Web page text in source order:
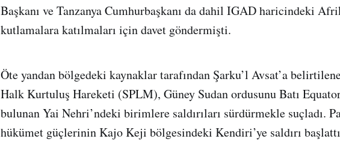
Başkanı ve Tanzanya Cumhurbaşkanı da dahil IGAD haricindeki
kutlamalara katılmaları için davet göndermişti.
Öte yandan bölgedeki kaynaklar tarafından Şarku’l Avsat’a
Halk Kurtuluş Hareketi (SPLM), Güney Sudan ordusunu Batı
bulunan Yai Nehri’ndeki birimlere saldırıları sürdürmekle suçladı.
hükümet güçlerinin Kajo Keji bölgesindeki Kendiri’ye saldırı